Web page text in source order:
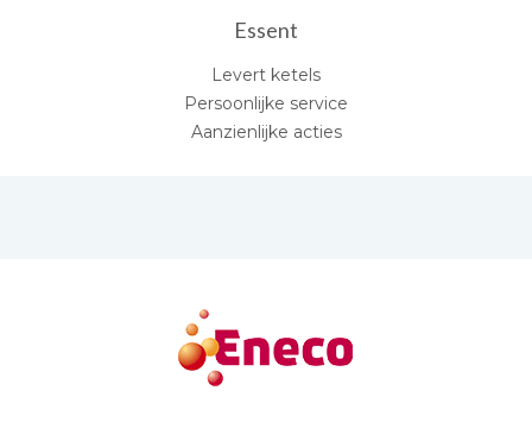
Essent
Levert ketels
Persoonlijke service
Aanzienlijke acties